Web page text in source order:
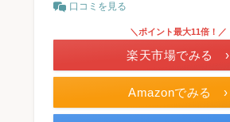
口コミを見る
Amazonでみる ›
＼ポイント最大11倍！／
楽天市場でみる ›